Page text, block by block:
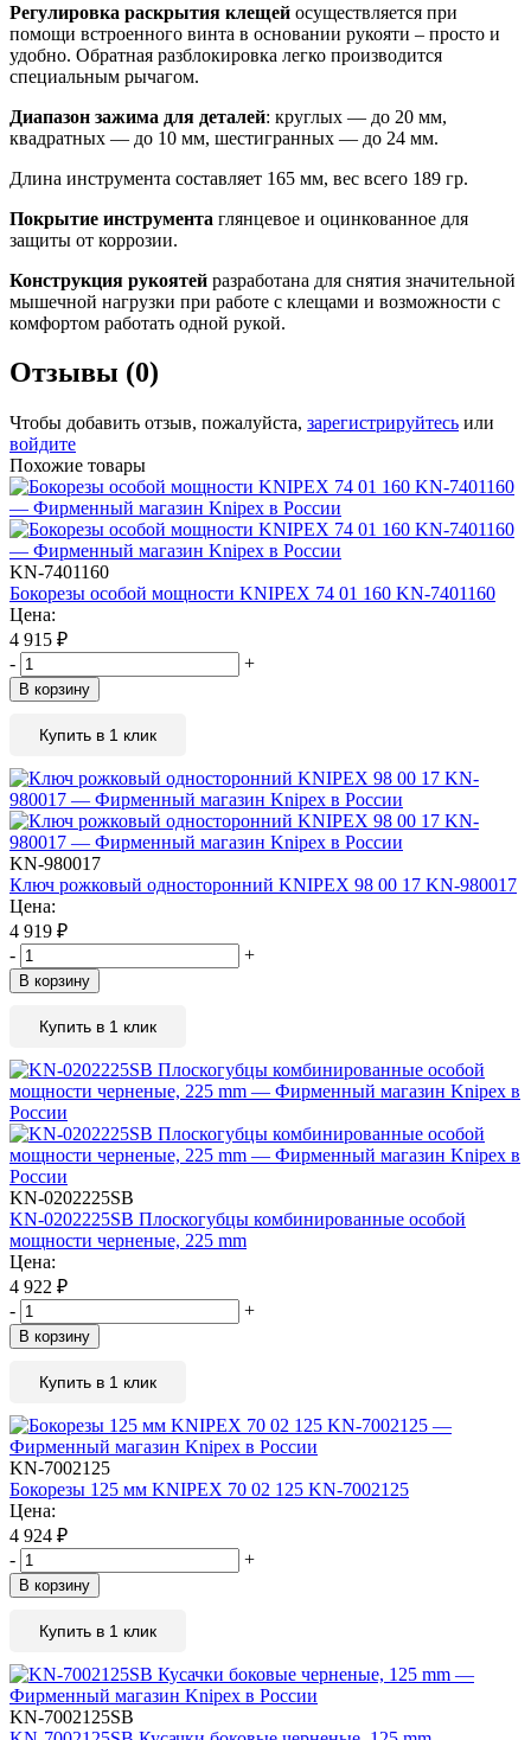
Регулировка раскрытия клещей осуществляется при
помощи встроенного винта в основании рукояти – просто и
удобно. Обратная разблокировка легко производится
специальным рычагом.
Диапазон зажима для деталей: круглых — до 20 мм,
квадратных — до 10 мм, шестигранных — до 24 мм.
Длина инструмента составляет 165 мм, вес всего 189 гр.
Покрытие инструмента глянцевое и оцинкованное для
защиты от коррозии.
Конструкция рукоятей разработана для снятия значительной
мышечной нагрузки при работе с клещами и возможности с
комфортом работать одной рукой.
Отзывы (0)
Чтобы добавить отзыв, пожалуйста, зарегистрируйтесь или
войдите
Похожие товары
KN-7401160
Бокорезы особой мощности KNIPEX 74 01 160 KN-7401160
Цена:
4 915 ₽
-
+
В корзину
Купить в 1 клик
KN-980017
Ключ рожковый односторонний KNIPEX 98 00 17 KN-980017
Цена:
4 919 ₽
-
+
В корзину
Купить в 1 клик
KN-0202225SB
KN-0202225SB Плоскогубцы комбинированные особой
мощности черненые, 225 mm
Цена:
4 922 ₽
-
+
В корзину
Купить в 1 клик
KN-7002125
Бокорезы 125 мм KNIPEX 70 02 125 KN-7002125
Цена:
4 924 ₽
-
+
В корзину
Купить в 1 клик
KN-7002125SB